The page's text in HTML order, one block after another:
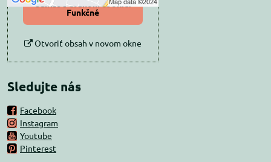
súhlas s druhom cookie:
Funkčné
Otvoriť obsah v novom okne
Sledujte nás
Facebook
Instagram
Youtube
Pinterest